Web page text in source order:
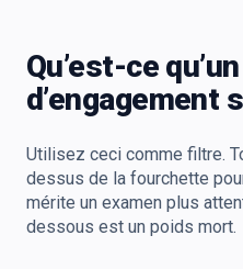
Qu’est-ce
d’engagement
Utilisez ceci comme filtre.
dessus de la fourchette
mérite un examen plus
dessous est un poids mort.